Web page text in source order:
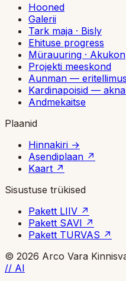
Hooned
Galerii
Tark maja · Bisly
Ehituse progress
Mürauuring · Akukon
Projekti meeskond
Aunman —
Kardinapoisid —
Andmekaitse
Plaanid
Hinnakiri →
Asendiplaan ↗
Kaart ↗
Sisustuse trükised
Pakett LIIV ↗
Pakett SAVI ↗
Pakett TURVAS ↗
© 2026 Arco Vara
// AI